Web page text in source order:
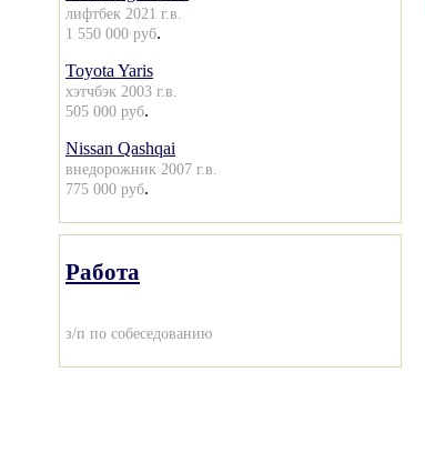
лифтбек 2021 г.в.
1 550 000 руб.
Toyota Yaris
хэтчбэк 2003 г.в.
505 000 руб.
Nissan Qashqai
внедорожник 2007 г.в.
775 000 руб.
Работа
з/п по собеседованию